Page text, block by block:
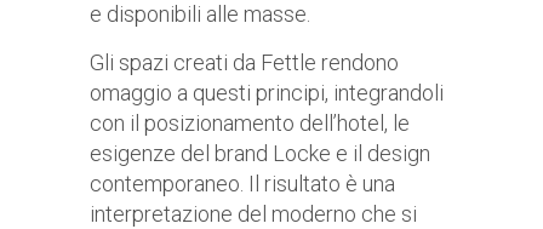
e disponibili alle masse.
Gli spazi creati da Fettle rendono
omaggio a questi principi, integrandoli
con il posizionamento dell’hotel, le
esigenze del brand Locke e il design
contemporaneo. Il risultato è una
interpretazione del moderno che si